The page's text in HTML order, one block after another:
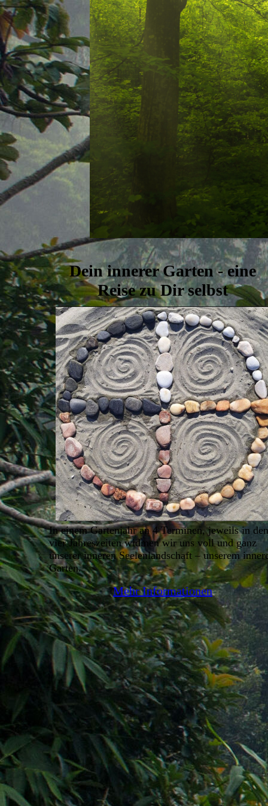
Dein innerer Garten - eine
Reise zu Dir selbst
In einem Gartenjahr an 4 Terminen, jeweils in den
vier Jahreszeiten widmen wir uns voll und ganz
unserer inneren Seelenlandschaft – unserem
Garten.
Mehr Informationen